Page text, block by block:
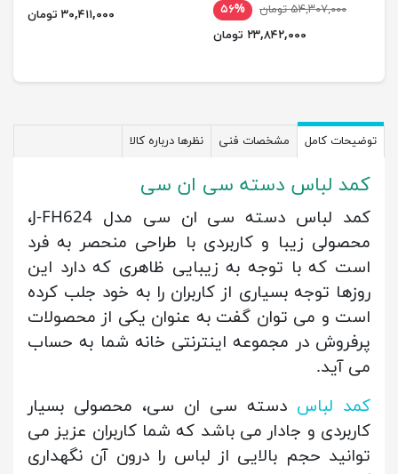
۵۴,۳۰۷,۰۰۰ تومان
۵۶%
۲۳,۸۴۲,۰۰۰ تومان
۳۰,۴۱۱,۰۰۰ تومان
توضیحات کامل مشخصات فنی نظرها درباره کالا
کمد لباس دسته سی ان سی
کمد لباس دسته سی ان سی مدل J-FH624،
محصولی زیبا و کاربردی با طراحی منحصر به فرد
است که با توجه به زیبایی ظاهری که دارد این
روزها توجه بسیاری از کاربران را به خود جلب کرده
است و می توان گفت به عنوان یکی از محصولات
پرفروش در مجموعه اینترنتی خانه شما به حساب
می آید.
کمد لباس دسته سی ان سی، محصولی بسیار
کاربردی و جادار می باشد که شما کاربران عزیز می
توانید حجم بالایی از لباس را درون آن نگهداری